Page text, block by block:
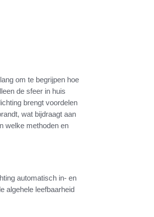
om te begrijpen hoe
de sfeer in huis
brengt voordelen
wat bijdraagt aan
welke methoden en
automatisch in- en
algehele leefbaarheid